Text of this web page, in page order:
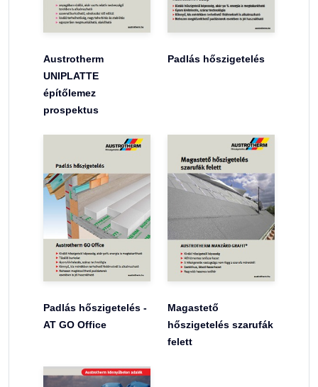
Austrotherm
UNIPLATTE
építőlemez
prospektus
Padlás hőszigetelés
Padlás hőszigetelés -
AT GO Office
Magastető
hőszigetelés szarufák
felett